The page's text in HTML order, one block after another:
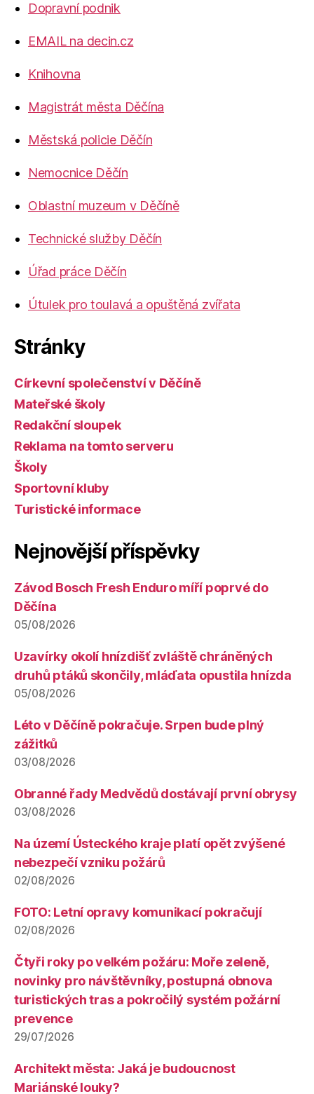
Dopravní podnik
EMAIL na decin.cz
Knihovna
Magistrát města Děčína
Městská policie Děčín
Nemocnice Děčín
Oblastní muzeum v Děčíně
Technické služby Děčín
Úřad práce Děčín
Útulek pro toulavá a opuštěná zvířata
Stránky
Církevní společenství v Děčíně
Mateřské školy
Redakční sloupek
Reklama na tomto serveru
Školy
Sportovní kluby
Turistické informace
Nejnovější příspěvky
Závod Bosch Fresh Enduro míří poprvé do
Děčína
05/08/2026
Uzavírky okolí hnízdišť zvláště chráněných
druhů ptáků skončily, mláďata opustila hnízda
05/08/2026
Léto v Děčíně pokračuje. Srpen bude plný
zážitků
03/08/2026
Obranné řady Medvědů dostávají první obrysy
03/08/2026
Na území Ústeckého kraje platí opět zvýšené
nebezpečí vzniku požárů
02/08/2026
FOTO: Letní opravy komunikací pokračují
02/08/2026
Čtyři roky po velkém požáru: Moře zeleně,
novinky pro návštěvníky, postupná obnova
turistických tras a pokročilý systém požární
prevence
29/07/2026
Architekt města: Jaká je budoucnost
Mariánské louky?